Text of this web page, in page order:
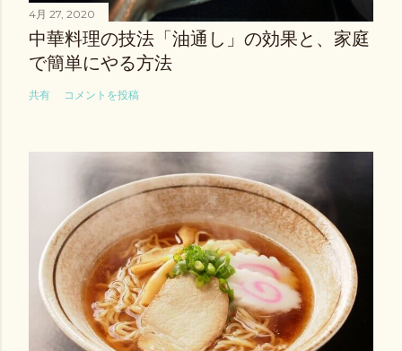
4月 27, 2020
中華料理の技法「油通し」の効果と、家庭
で簡単にやる方法
共有 コメントを投稿